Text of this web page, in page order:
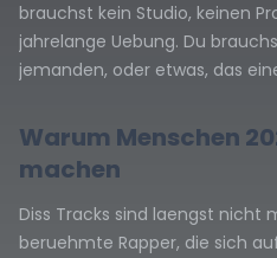
brauchst kein Studio, keinen
jahrelange Uebung. Du
jemanden, oder etwas, das
Warum Menschen
machen
Diss Tracks sind laengst nicht
beruehmte Rapper, die sich